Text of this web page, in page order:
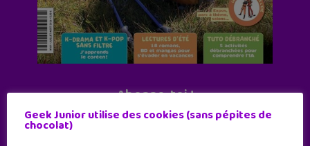
Abonne-toi !
11 numéros par an
Geek Junior utilise des cookies (sans pépites de
chocolat)